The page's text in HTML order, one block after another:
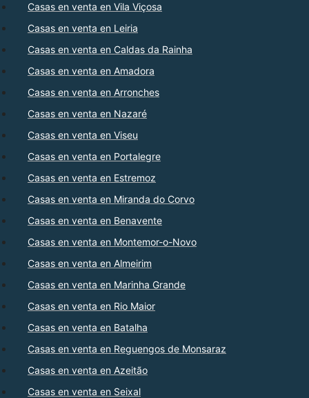
Casas en venta en Vila Viçosa
Casas en venta en Leiria
Casas en venta en Caldas da Rainha
Casas en venta en Amadora
Casas en venta en Arronches
Casas en venta en Nazaré
Casas en venta en Viseu
Casas en venta en Portalegre
Casas en venta en Estremoz
Casas en venta en Miranda do Corvo
Casas en venta en Benavente
Casas en venta en Montemor-o-Novo
Casas en venta en Almeirim
Casas en venta en Marinha Grande
Casas en venta en Rio Maior
Casas en venta en Batalha
Casas en venta en Reguengos de Monsaraz
Casas en venta en Azeitão
Casas en venta en Seixal